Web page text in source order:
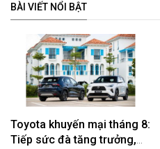
BÀI VIẾT NỔI BẬT
Toyota khuyến mại tháng 8:
Tiếp sức đà tăng trưởng,